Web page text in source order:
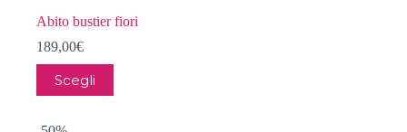
Abito bustier fiori
189,00€
Scegli
prodotto